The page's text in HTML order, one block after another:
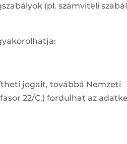
(pl. számviteli
jogait, továbbá Nemzeti
22/C.) fordulhat az